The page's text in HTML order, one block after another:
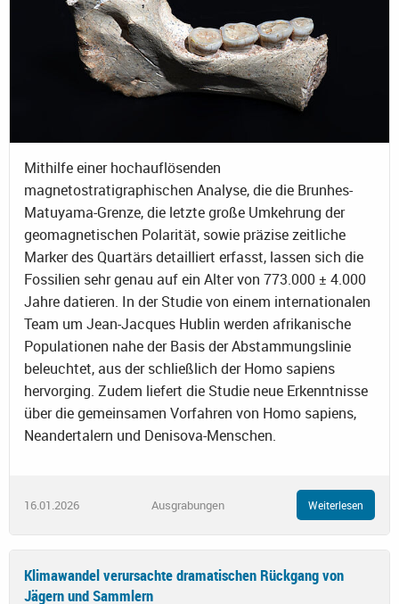
Mithilfe einer hochauflösenden
magnetostratigraphischen Analyse, die die Brunhes-
Matuyama-Grenze, die letzte große Umkehrung der
geomagnetischen Polarität, sowie präzise zeitliche
Marker des Quartärs detailliert erfasst, lassen sich die
Fossilien sehr genau auf ein Alter von 773.000 ± 4.000
Jahre datieren. In der Studie von einem internationalen
Team um Jean-Jacques Hublin werden afrikanische
Populationen nahe der Basis der Abstammungslinie
beleuchtet, aus der schließlich der Homo sapiens
hervorging. Zudem liefert die Studie neue Erkenntnisse
über die gemeinsamen Vorfahren von Homo sapiens,
Neandertalern und Denisova-Menschen.
16.01.2026 Ausgrabungen Weiterlesen
Klimawandel verursachte dramatischen Rückgang von
Jägern und Sammlern